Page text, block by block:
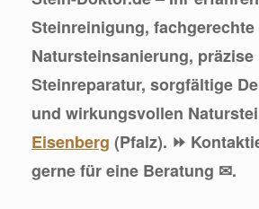
Steinreinigung, fachgerechte
Natursteinsanierung, präzise
Steinreparatur, sorgfältige
und wirkungsvollen
Eisenberg (Pfalz). ⏩
gerne für eine Beratung ✉.